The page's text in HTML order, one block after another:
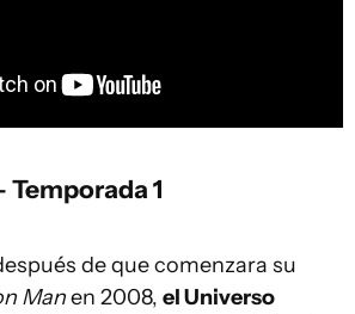
Temporada 1
de que comenzara su
Manen 2008, el Universo